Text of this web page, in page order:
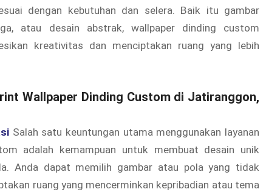
dengan kebutuhan dan selera. Baik itu gambar
atau desain abstrak, wallpaper dinding custom
kreativitas dan menciptakan ruang yang lebih
Wallpaper Dinding Custom di Jatiranggon,
Salah satu keuntungan utama menggunakan layanan
adalah kemampuan untuk membuat desain unik
Anda dapat memilih gambar atau pola yang tidak
ruang yang mencerminkan kepribadian atau tema